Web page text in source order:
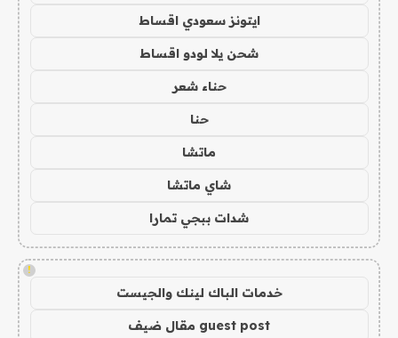
ايتونز سعودي اقساط
شحن يلا لودو اقساط
حناء شعر
حنا
ماتشا
شاي ماتشا
شدات ببجي تمارا
!
خدمات الباك لينك والجيست
guest post مقال ضيف